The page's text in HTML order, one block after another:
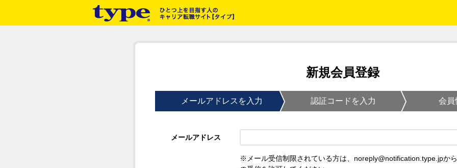
新規会員登録
メールアドレスを入力 認証コードを入力 会員
メールアドレス
※メール受信制限されている方は、noreply@notification.type.jpから